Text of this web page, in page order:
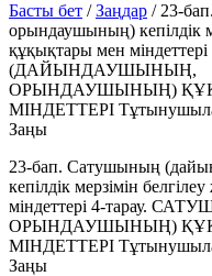
Басты бет /Заңдар / 23-
орындаушының) кепілдік
құқықтары мен
(ДАЙЫНДАУШЫНЫҢ,
ОРЫНДАУШЫНЫҢ)
МІНДЕТТЕРІ
Заңы
23-бап. Сатушының
кепілдік мерзімін
міндеттері 4-тарау.
ОРЫНДАУШЫНЫҢ)
МІНДЕТТЕРІ
Заңы